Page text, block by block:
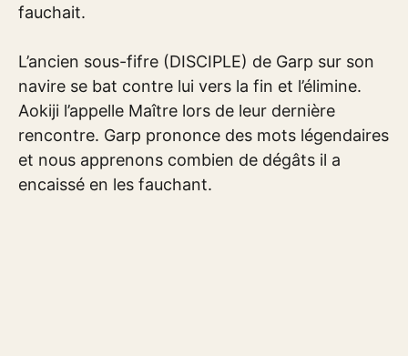
fauchait.
L’ancien sous-fifre (DISCIPLE) de Garp sur son
navire se bat contre lui vers la fin et l’élimine.
Aokiji l’appelle Maître lors de leur dernière
rencontre. Garp prononce des mots légendaires
et nous apprenons combien de dégâts il a
encaissé en les fauchant.